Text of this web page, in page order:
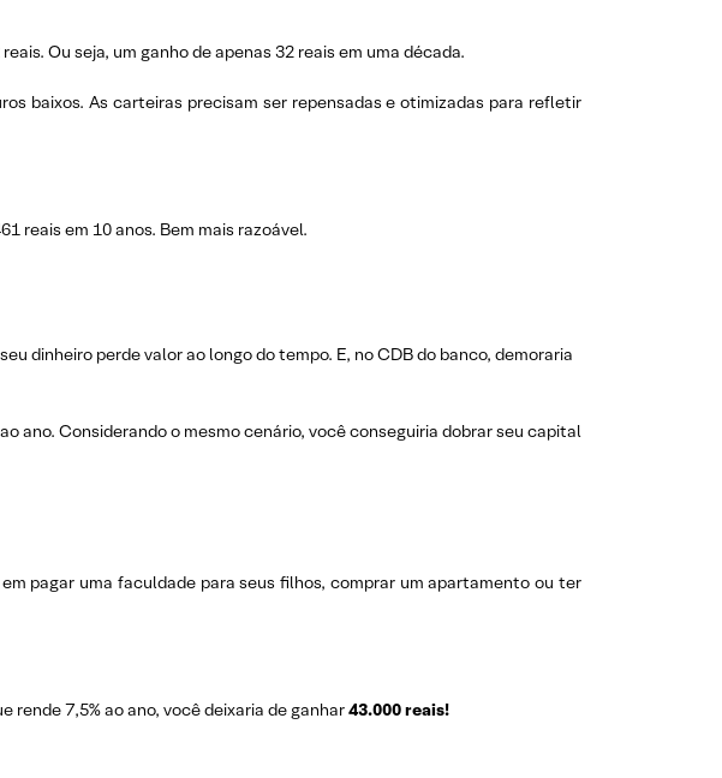
Ou seja, um ganho de apenas 32 reais em uma década.
baixos. As carteiras precisam ser repensadas e otimizadas para refletir
reais em 10 anos. Bem mais razoável.
dinheiro perde valor ao longo do tempo. E, no CDB do banco, demoraria
ano. Considerando o mesmo cenário, você conseguiria dobrar seu capital
pagar uma faculdade para seus filhos, comprar um apartamento ou ter
rende 7,5% ao ano, você deixaria de ganhar43.000 reais!